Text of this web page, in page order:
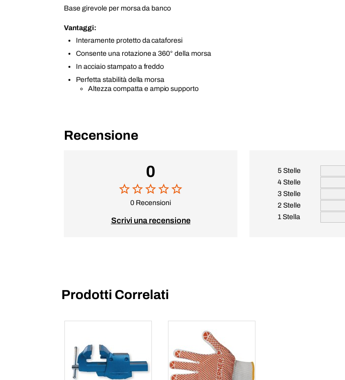
Base girevole per morsa da banco
Vantaggi:
Interamente protetto da cataforesi
Consente una rotazione a 360° della morsa
In acciaio stampato a freddo
Perfetta stabilità della morsa
Altezza compatta e ampio supporto
Recensione
0
0 Recensioni
Scrivi una recensione
5 Stelle
4 Stelle
3 Stelle
2 Stelle
1 Stella
Prodotti Correlati